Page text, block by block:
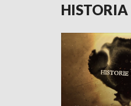
HISTORIA